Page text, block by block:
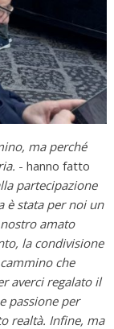
ma perché
- hanno fatto
partecipazione
è stata per noi un
amato
la condivisione
che
averci regalato il
passione per
realtà. Infine, ma